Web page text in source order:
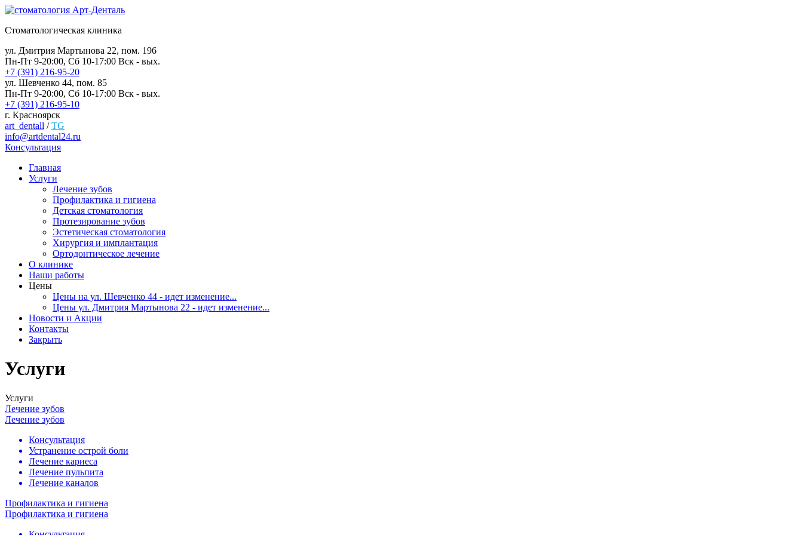
Стоматологическая клиника
ул. Дмитрия Мартынова 22, пом. 196
Пн-Пт 9-20:00, Сб 10-17:00 Вск - вых.
+7 (391) 216-95-20
ул. Шевченко 44, пом. 85
Пн-Пт 9-20:00, Сб 10-17:00 Вск - вых.
+7 (391) 216-95-10
г. Красноярск
art_dentall /TG
info@artdental24.ru
Консультация
Главная
Услуги
Лечение зубов
Профилактика и гигиена
Детская стоматология
Протезирование зубов
Эстетическая стоматология
Хирургия и имплантация
Ортодонтическое лечение
О клинике
Наши работы
Цены
Цены на ул. Шевченко 44 - идет изменение...
Цены ул. Дмитрия Мартынова 22 - идет изменение...
Новости и Акции
Контакты
Закрыть
Услуги
Услуги
Лечение зубов
Лечение зубов
Консультация
Устранение острой боли
Лечение кариеса
Лечение пульпита
Лечение каналов
Профилактика и гигиена
Профилактика и гигиена